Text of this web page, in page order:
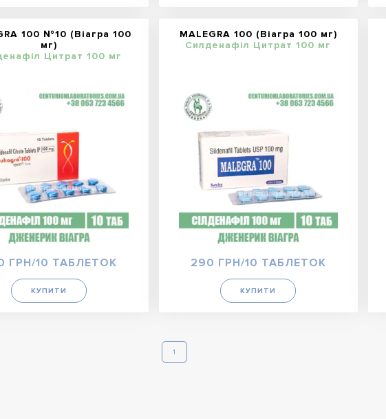
100 №10 (Віагра 100
мг)
Цитрат 100 мг
ГРН/10 ТАБЛЕТОК
КУПИТИ
MALEGRA 100 (Віагра 100 мг)
Силденафіл Цитрат 100 мг
290 ГРН/10 ТАБЛЕТОК
КУПИТИ
1